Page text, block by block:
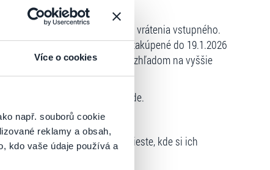
Více o cookies
např. souborů cookie
reklamy a obsah,
kdo vaše údaje používá a
pri zmene programu možnosť vrátenia vstupného.
Všetky vstupenky zakúpené do 19.1.2026
cena vstupeniek zvyšovať vzhľadom na vyššie
Müller – Špeciál ! na zámku.
a v romantickej letnej pohode.
na tom predajnom mieste, kde si ich